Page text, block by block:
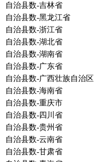
自治县数-吉林省
自治县数-黑龙江省
自治县数-浙江省
自治县数-湖北省
自治县数-湖南省
自治县数-广东省
自治县数-广西壮族自治区
自治县数-海南省
自治县数-重庆市
自治县数-四川省
自治县数-贵州省
自治县数-云南省
自治县数-甘肃省